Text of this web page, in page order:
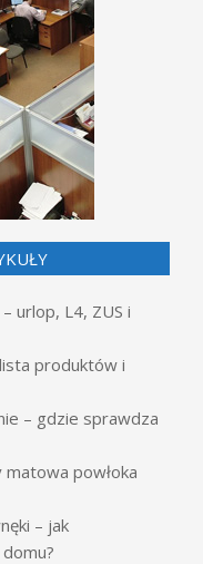
urlop, L4, ZUS i
produktów i
– gdzie sprawdza
powłoka
– jak